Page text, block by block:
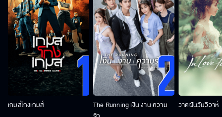
เกมส์โกงเกมส์
The Running เงิน งาน ความ
วาดฝันวันวิวาห์